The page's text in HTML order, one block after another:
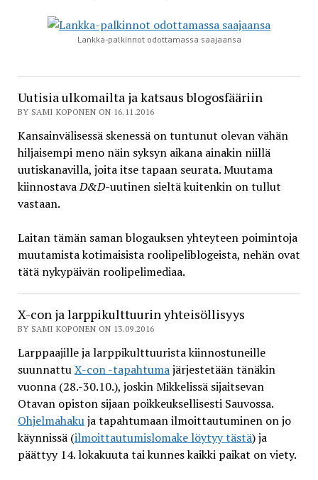
Lankka-palkinnot odottamassa saajaansa
Uutisia ulkomailta ja katsaus blogosfääriin
BY SAMI KOPONEN ON 16.11.2016
Kansainvälisessä skenessä on tuntunut olevan vähän
hiljaisempi meno näin syksyn aikana ainakin niillä
uutiskanavilla, joita itse tapaan seurata. Muutama
kiinnostavaD&D-uutinen sieltä kuitenkin on tullut
vastaan.
Laitan tämän saman blogauksen yhteyteen poimintoja
muutamista kotimaisista roolipeliblogeista, nehän ovat
tätä nykypäivän roolipelimediaa.
X-con ja larppikulttuurin yhteisöllisyys
BY SAMI KOPONEN ON 13.09.2016
Larppaajille ja larppikulttuurista kiinnostuneille
suunnattuX-con -tapahtumajärjestetään tänäkin
vuonna (28.-30.10.), joskin Mikkelissä sijaitsevan
Otavan opiston sijaan poikkeuksellisesti Sauvossa.
Ohjelmahakuja tapahtumaan ilmoittautuminen on jo
käynnissä (ilmoittautumislomake löytyy tästä) ja
päättyy 14. lokakuuta tai kunnes kaikki paikat on viety.